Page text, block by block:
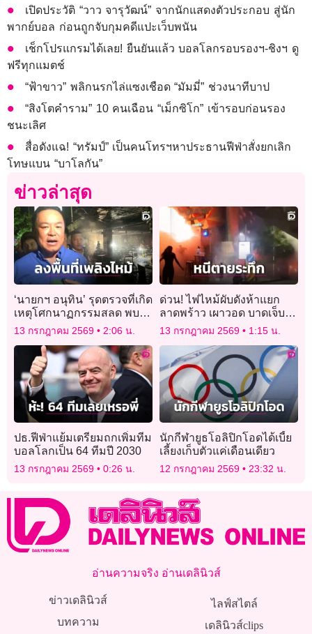
เปิดประวัติ “วาว จารุวัฒน์” จากนักแสดงตัวประกอบ สู่นัก
พากย์บอล ก่อนถูกจับกุมคดีแปะเว็บพนัน
เช็กโปรแกรมได้เลย! ยืนยันแล้ว บอลโลกรอบรองฯ-ชิงฯ ดู
ฟรีทุกแมตช์
“ฟ้าขาว” พลิกนรกไล่แซงเชือด “มัมมี่” ช่วงนาทีบาป
“สิงโตคำราม” 10 คนเฉือน “เม็กซิโก” เข้ารอบก่อนรอง
ชนะเลิศ
สื่อดังแฉ! “ทรัมป์” เป็นคนโทรฯหาประธานฟีฟ่าสั่งยกเลิก
โทษแบน “บาโลกัน”
ข่าวล่าสุด
‘นายกฯ อนุทิน’ รุดตรวจที่เกิด
เหตุโศกนาฏกรรมสลด พบ
เคสดำสังเวยไฟไหม้ทะลุ 27
13 กรกฎาคม 2569 2:06 น.
ด่วน! ไฟไหม้ผับดังห้าแยก
ลาดพร้าว เผาวอด บาดเจ็บ-
เสียชีวิตหลายราย
13 กรกฎาคม 2569 1:15 น.
ปธ.ฟีฟ่าแย้มเตรียมถกเพิ่มทีม
บอลโลกเป็น 64 ทีมปี 2030
13 กรกฎาคม 2569 0:26 น.
นักกีฬายูธโอลิปิกโอดได้เบี้ย
เลี้ยงเก็บตัวแค่เดือนเดียว
12 กรกฎาคม 2569 23:32 น.
อ่านความจริง อ่านเดลินิวส์
ข่าวเดลินิวส์
บทความ
ไลฟ์สไตล์
เดลินิวส์clips